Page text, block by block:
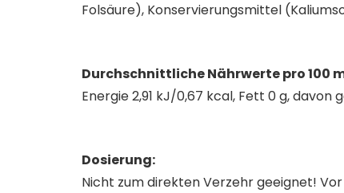
Folsäure), Konservierungsmittel
Durchschnittliche Nährwerte pro 100
Energie 2,91 kJ/0,67 kcal, Fett 0 g, davon
Dosierung:
Nicht zum direkten Verzehr geeignet!